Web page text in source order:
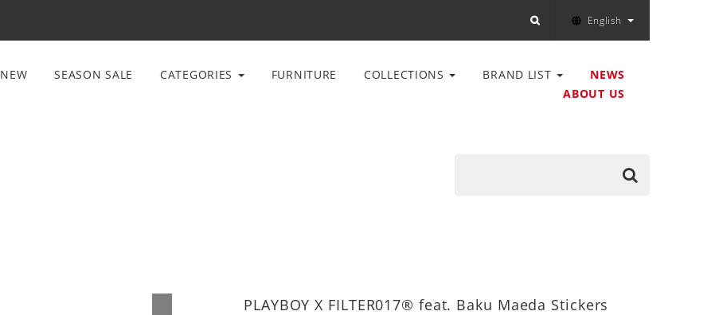
English
NEW SEASON SALE CATEGORIES FURNITURE COLLECTIONS BRAND LIST
NEWS
ABOUT US
PLAYBOY X FILTER017® feat. Baku Maeda Stickers